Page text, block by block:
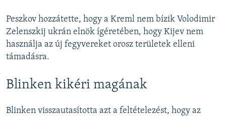
Peszkov hozzátette, hogy a Kreml nem bízik Volodimir
Zelenszkij ukrán elnök ígéretében, hogy Kijev nem
használja az új fegyvereket orosz területek elleni
támadásra.
Blinken kikéri magának
Blinken visszautasította azt a feltételezést, hogy az